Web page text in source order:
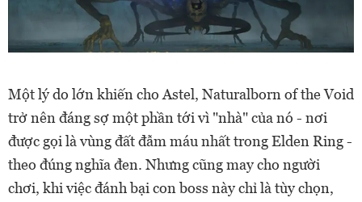
Một lý do lớn khiến cho Astel, Naturalborn of the Void
trở nên đáng sợ một phần tới vì "nhà" của nó - nơi
được gọi là vùng đất đẫm máu nhất trong Elden Ring -
theo đúng nghĩa đen. Nhưng cũng may cho người
chơi, khi việc đánh bại con boss này chỉ là tùy chọn,